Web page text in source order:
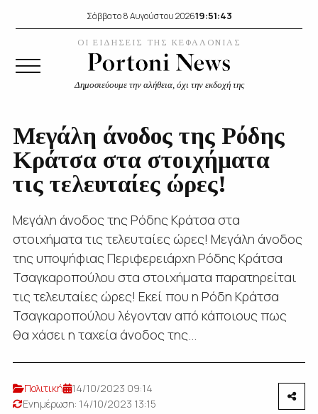
Σάββατο 8 Αυγούστου 202619:51:44
ΟΙ ΕΙΔΗΣΕΙΣ ΤΗΣ ΚΕΦΑΛΟΝΙΑΣ
Δημοσιεύουμε την αλήθεια, όχι την εκδοχή της
Μεγάλη άνοδος της Ρόδης
Κράτσα στα στοιχήματα
τις τελευταίες ώρες!
Μεγάλη άνοδος της Ρόδης Κράτσα στα
στοιχήματα τις τελευταίες ώρες! Μεγάλη άνοδος
της υποψήφιας Περιφερειάρχη Ρόδης Κράτσα
Τσαγκαροπούλου στα στοιχήματα παρατηρείται
τις τελευταίες ώρες! Εκεί που η Ρόδη Κράτσα
Τσαγκαροπούλου λέγονταν από κάποιους πως
θα χάσει η ταχεία άνοδος της...
Πολιτική
14/10/2023 09:14
Ενημέρωση: 14/10/2023 13:15